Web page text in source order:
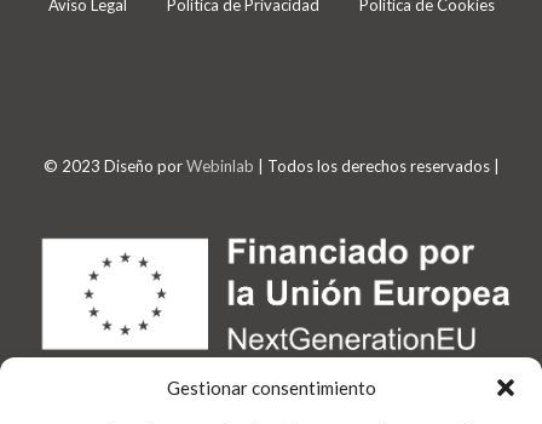
Gestionar consentimiento
Aviso Legal Política de Privacidad Política de Cookies
© 2023 Diseño porWebinlab | Todos los derechos reservados |